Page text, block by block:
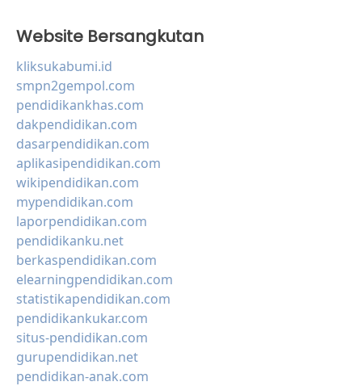
Website Bersangkutan
kliksukabumi.id
smpn2gempol.com
pendidikankhas.com
dakpendidikan.com
dasarpendidikan.com
aplikasipendidikan.com
wikipendidikan.com
mypendidikan.com
laporpendidikan.com
pendidikanku.net
berkaspendidikan.com
elearningpendidikan.com
statistikapendidikan.com
pendidikankukar.com
situs-pendidikan.com
gurupendidikan.net
pendidikan-anak.com